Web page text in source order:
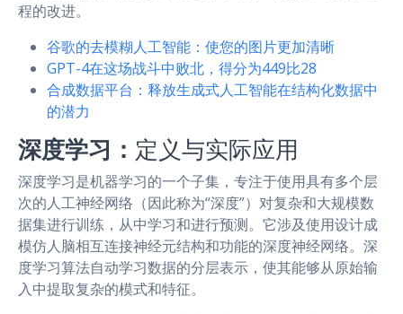
程的改进。
谷歌的去模糊人工智能：使您的图片更加清晰
GPT-4在这场战斗中败北，得分为449比28
合成数据平台：释放生成式人工智能在结构化数据中
的潜力
深度学习： 定义与实际应用
深度学习是机器学习的一个子集，专注于使用具有多个层
次的人工神经网络（因此称为“深度”）对复杂和大规模数
据集进行训练，从中学习和进行预测。它涉及使用设计成
模仿人脑相互连接神经元结构和功能的深度神经网络。深
度学习算法自动学习数据的分层表示，使其能够从原始输
入中提取复杂的模式和特征。